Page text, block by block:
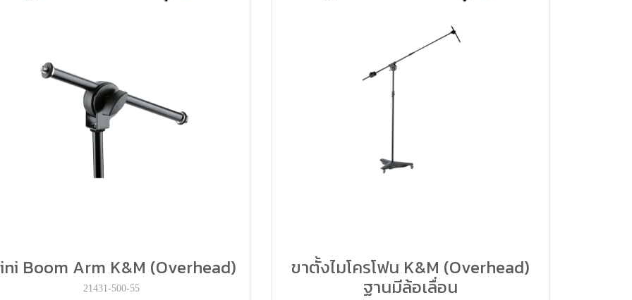
Boom Arm K&M (Overhead)
21431-500-55
ขาตั้งไมโครโฟน K&M (Overhead)
ฐานมีล้อเลื่อน